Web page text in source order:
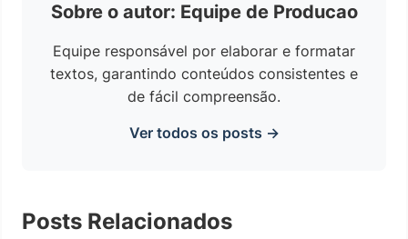
Sobre o autor: Equipe de Producao
Equipe responsável por elaborar e formatar
textos, garantindo conteúdos consistentes e
de fácil compreensão.
Ver todos os posts →
Posts Relacionados